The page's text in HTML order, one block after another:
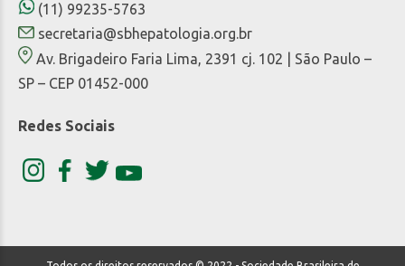
(11) 99235-5763
secretaria@sbhepatologia.org.br
Av. Brigadeiro Faria Lima, 2391 cj. 102 | São Paulo –
SP – CEP 01452-000
Redes Sociais